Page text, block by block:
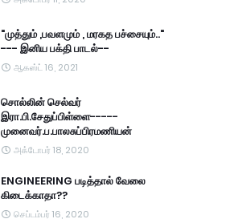
"முத்தும் ,பவளமும் , மரகத பச்சையும்.."
--- இனிய பக்தி பாடல்--
ஆகஸ்ட் 16, 2021
சொல்லின் செல்வர்
இரா.பி.சேதுப்பிள்ளை-----
முனைவர்.ப.பாலசுப்பிரமணியன்
அக்டோபர் 18, 2020
ENGINEERING படித்தால் வேலை
கிடைக்காதா??
செப்டம்பர் 16, 2020